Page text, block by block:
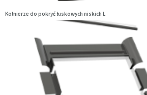
Kołnierze do pokryć łuskowych niskich L